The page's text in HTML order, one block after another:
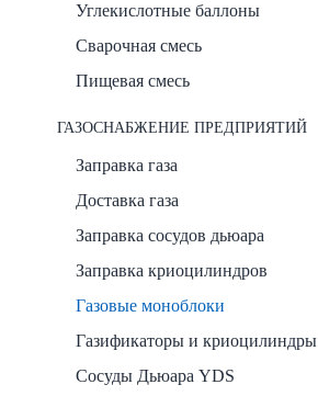
Углекислотные баллоны
Сварочная смесь
Пищевая смесь
ГАЗОСНАБЖЕНИЕ ПРЕДПРИЯТИЙ
Заправка газа
Доставка газа
Заправка сосудов дьюара
Заправка криоцилиндров
Газовые моноблоки
Газификаторы и криоцилиндры
Сосуды Дьюара YDS